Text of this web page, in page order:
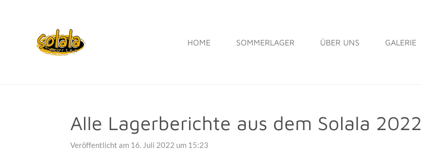
HOME SOMMERLAGER ÜBER UNS GALERIE
Alle Lagerberichte aus dem Solala 2022
Veröffentlicht am 16. Juli 2022 um 15:23